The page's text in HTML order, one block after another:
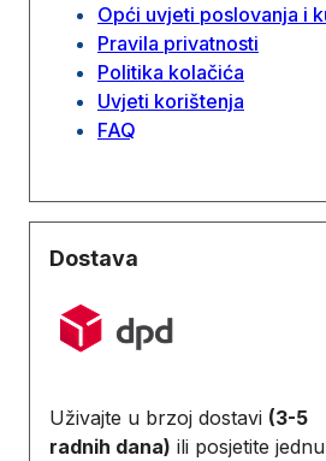
Opći uvjeti poslovanja i
Pravila privatnosti
Politika kolačića
Uvjeti korištenja
FAQ
Dostava
Uživajte u brzoj dostavi (3-5
radnih dana) ili posjetite jednu